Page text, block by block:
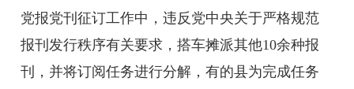
党报党刊征订工作中，违反党中央关于严格规范
报刊发行秩序有关要求，搭车摊派其他10余种报
刊，并将订阅任务进行分解，有的县为完成任务